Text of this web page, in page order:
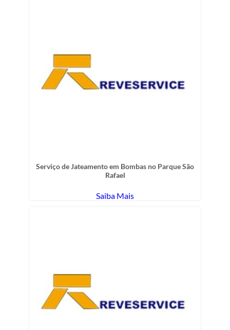
Serviço de Jateamento em Bombas no Parque São
Rafael
Saiba Mais